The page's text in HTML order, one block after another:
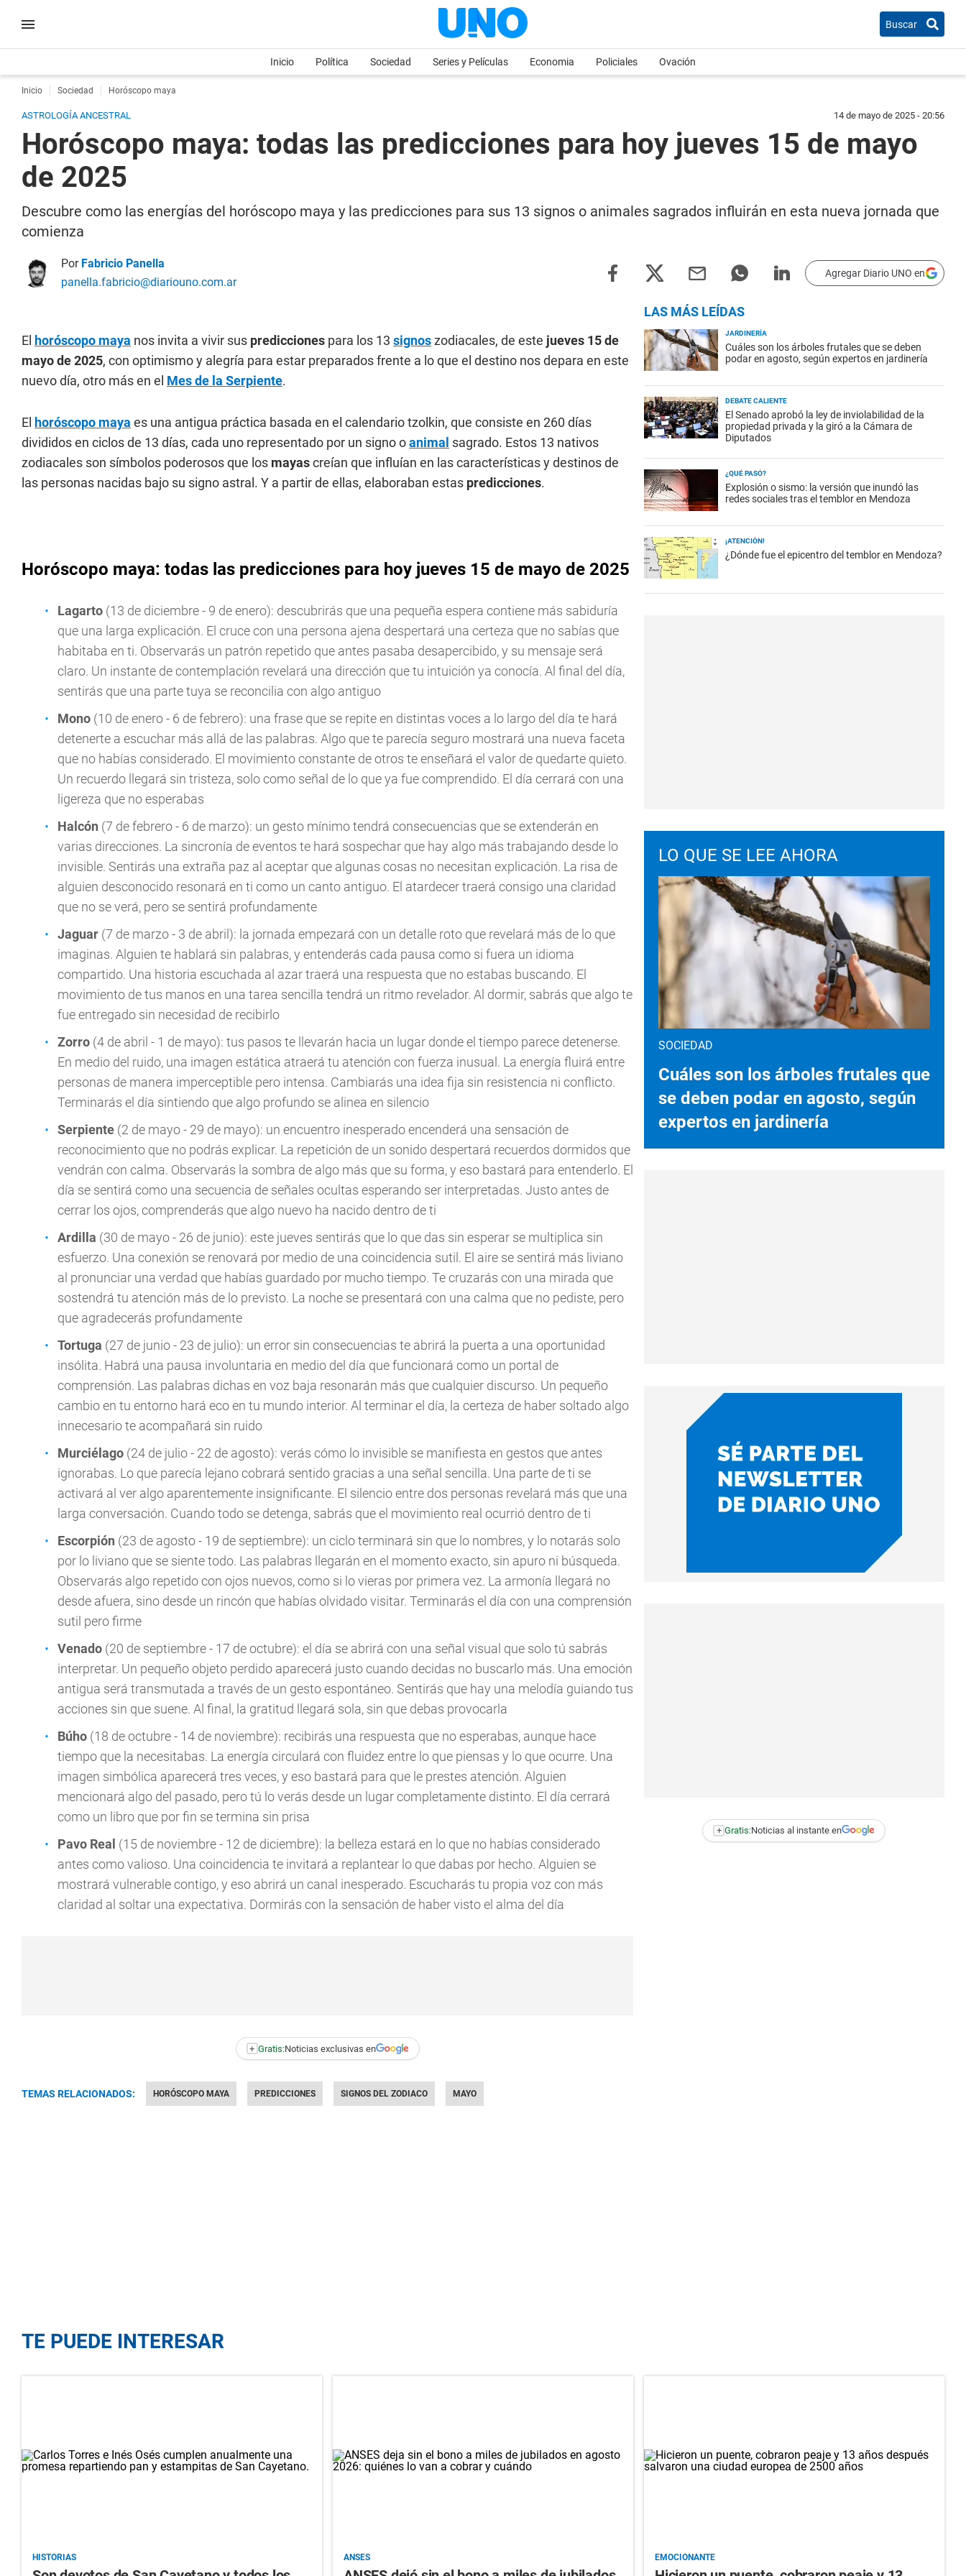
Buscar
Inicio Política Sociedad Series y Películas Economia Policiales Ovación
Inicio Sociedad Horóscopo maya
ASTROLOGÍA ANCESTRAL 14 de mayo de 2025 - 20:56
Horóscopo maya: todas las predicciones para hoy jueves 15 de mayo
de 2025
Descubre como las energías del horóscopo maya y las predicciones para sus 13 signos o animales sagrados influirán en esta nueva jornada que
comienza
Por Fabricio Panella
panella.fabricio@diariouno.com.ar
Agregar Diario UNO en
El horóscopo maya nos invita a vivir sus predicciones para los 13 signoszodiacales, de este jueves 15 de
mayo de 2025, con optimismo y alegría para estar preparados frente a lo que el destino nos depara en este
nuevo día, otro más en el Mes de la Serpiente.
El horóscopo maya es una antigua práctica basada en el calendario tzolkin, que consiste en 260 días
divididos en ciclos de 13 días, cada uno representado por un signo oanimal sagrado. Estos 13 nativos
zodiacales son símbolos poderosos que los mayascreían que influían en las características y destinos de
las personas nacidas bajo su signo astral. Y a partir de ellas, elaboraban estas predicciones.
Horóscopo maya: todas las predicciones para hoy jueves 15 de mayo de 2025
Lagarto (13 de diciembre - 9 de enero): descubrirás que una pequeña espera contiene más sabiduría
que una larga explicación. El cruce con una persona ajena despertará una certeza que no sabías que
habitaba en ti. Observarás un patrón repetido que antes pasaba desapercibido, y su mensaje será
claro. Un instante de contemplación revelará una dirección que tu intuición ya conocía. Al final del día,
sentirás que una parte tuya se reconcilia con algo antiguo
Mono (10 de enero - 6 de febrero): una frase que se repite en distintas voces a lo largo del día te hará
detenerte a escuchar más allá de las palabras. Algo que te parecía seguro mostrará una nueva faceta
que no habías considerado. El movimiento constante de otros te enseñará el valor de quedarte quieto.
Un recuerdo llegará sin tristeza, solo como señal de lo que ya fue comprendido. El día cerrará con una
ligereza que no esperabas
Halcón (7 de febrero - 6 de marzo): un gesto mínimo tendrá consecuencias que se extenderán en
varias direcciones. La sincronía de eventos te hará sospechar que hay algo más trabajando desde lo
invisible. Sentirás una extraña paz al aceptar que algunas cosas no necesitan explicación. La risa de
alguien desconocido resonará en ti como un canto antiguo. El atardecer traerá consigo una claridad
que no se verá, pero se sentirá profundamente
Jaguar (7 de marzo - 3 de abril): la jornada empezará con un detalle roto que revelará más de lo que
imaginas. Alguien te hablará sin palabras, y entenderás cada pausa como si fuera un idioma
compartido. Una historia escuchada al azar traerá una respuesta que no estabas buscando. El
movimiento de tus manos en una tarea sencilla tendrá un ritmo revelador. Al dormir, sabrás que algo te
fue entregado sin necesidad de recibirlo
Zorro (4 de abril - 1 de mayo): tus pasos te llevarán hacia un lugar donde el tiempo parece detenerse.
En medio del ruido, una imagen estática atraerá tu atención con fuerza inusual. La energía fluirá entre
personas de manera imperceptible pero intensa. Cambiarás una idea fija sin resistencia ni conflicto.
Terminarás el día sintiendo que algo profundo se alinea en silencio
Serpiente (2 de mayo - 29 de mayo): un encuentro inesperado encenderá una sensación de
reconocimiento que no podrás explicar. La repetición de un sonido despertará recuerdos dormidos que
vendrán con calma. Observarás la sombra de algo más que su forma, y eso bastará para entenderlo. El
día se sentirá como una secuencia de señales ocultas esperando ser interpretadas. Justo antes de
cerrar los ojos, comprenderás que algo nuevo ha nacido dentro de ti
Ardilla (30 de mayo - 26 de junio): este jueves sentirás que lo que das sin esperar se multiplica sin
esfuerzo. Una conexión se renovará por medio de una coincidencia sutil. El aire se sentirá más liviano
al pronunciar una verdad que habías guardado por mucho tiempo. Te cruzarás con una mirada que
sostendrá tu atención más de lo previsto. La noche se presentará con una calma que no pediste, pero
que agradecerás profundamente
Tortuga (27 de junio - 23 de julio): un error sin consecuencias te abrirá la puerta a una oportunidad
insólita. Habrá una pausa involuntaria en medio del día que funcionará como un portal de
comprensión. Las palabras dichas en voz baja resonarán más que cualquier discurso. Un pequeño
cambio en tu entorno hará eco en tu mundo interior. Al terminar el día, la certeza de haber soltado algo
innecesario te acompañará sin ruido
Murciélago (24 de julio - 22 de agosto): verás cómo lo invisible se manifiesta en gestos que antes
ignorabas. Lo que parecía lejano cobrará sentido gracias a una señal sencilla. Una parte de ti se
activará al ver algo aparentemente insignificante. El silencio entre dos personas revelará más que una
larga conversación. Cuando todo se detenga, sabrás que el movimiento real ocurrió dentro de ti
Escorpión (23 de agosto - 19 de septiembre): un ciclo terminará sin que lo nombres, y lo notarás solo
por lo liviano que se siente todo. Las palabras llegarán en el momento exacto, sin apuro ni búsqueda.
Observarás algo repetido con ojos nuevos, como si lo vieras por primera vez. La armonía llegará no
desde afuera, sino desde un rincón que habías olvidado visitar. Terminarás el día con una comprensión
sutil pero firme
Venado (20 de septiembre - 17 de octubre): el día se abrirá con una señal visual que solo tú sabrás
interpretar. Un pequeño objeto perdido aparecerá justo cuando decidas no buscarlo más. Una emoción
antigua será transmutada a través de un gesto espontáneo. Sentirás que hay una melodía guiando tus
acciones sin que suene. Al final, la gratitud llegará sola, sin que debas provocarla
Búho (18 de octubre - 14 de noviembre): recibirás una respuesta que no esperabas, aunque hace
tiempo que la necesitabas. La energía circulará con fluidez entre lo que piensas y lo que ocurre. Una
imagen simbólica aparecerá tres veces, y eso bastará para que le prestes atención. Alguien
mencionará algo del pasado, pero tú lo verás desde un lugar completamente distinto. El día cerrará
como un libro que por fin se termina sin prisa
Pavo Real (15 de noviembre - 12 de diciembre): la belleza estará en lo que no habías considerado
antes como valioso. Una coincidencia te invitará a replantear lo que dabas por hecho. Alguien se
mostrará vulnerable contigo, y eso abrirá un canal inesperado. Escucharás tu propia voz con más
claridad al soltar una expectativa. Dormirás con la sensación de haber visto el alma del día
+ Gratis:Noticias exclusivas en
TEMAS RELACIONADOS: HORÓSCOPO MAYA PREDICCIONES SIGNOS DEL ZODIACO MAYO
LAS MÁS LEÍDAS
JARDINERÍA
Cuáles son los árboles frutales que se deben
podar en agosto, según expertos en jardinería
DEBATE CALIENTE
El Senado aprobó la ley de inviolabilidad de la
propiedad privada y la giró a la Cámara de
Diputados
¿QUÉ PASÓ?
Explosión o sismo: la versión que inundó las
redes sociales tras el temblor en Mendoza
¡ATENCIÓN!
¿Dónde fue el epicentro del temblor en Mendoza?
LO QUE SE LEE AHORA
SOCIEDAD
Cuáles son los árboles frutales que
se deben podar en agosto, según
expertos en jardinería
+ Gratis:Noticias al instante en
TE PUEDE INTERESAR
HISTORIAS ANSES EMOCIONANTE